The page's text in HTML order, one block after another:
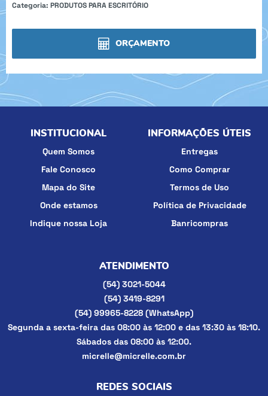
Categoria: PRODUTOS PARA ESCRITÓRIO
ORÇAMENTO
INSTITUCIONAL
Quem Somos
Fale Conosco
Mapa do Site
Onde estamos
Indique nossa Loja
INFORMAÇÕES ÚTEIS
Entregas
Como Comprar
Termos de Uso
Política de Privacidade
Banricompras
ATENDIMENTO
(54)3021-5044
(54)3419-8291
(54) 99965-8228 (WhatsApp)
Segunda a sexta-feira das 08:00 às 12:00 e das 13:30 às 18:10.
Sábados das 08:00 às 12:00.
micrelle@micrelle.com.br
REDES SOCIAIS